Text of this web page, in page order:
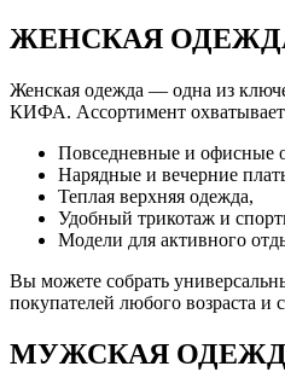
ЖЕНСКАЯ
Женская одежда — одна из
КИФА. Ассортимент охватывает
Повседневные и офисные
Нарядные и вечерние
Теплая верхняя одежда,
Удобный трикотаж и
Модели для активного
Вы можете собрать
покупателей любого возраста и
МУЖСКАЯ